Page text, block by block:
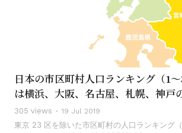
日本の市区町村人口ランキング（1
は横浜、大阪、名古屋、札幌、神戸
305 views 19 Jul 2019
東京 23 区を除いた市区町村の人口ランキング